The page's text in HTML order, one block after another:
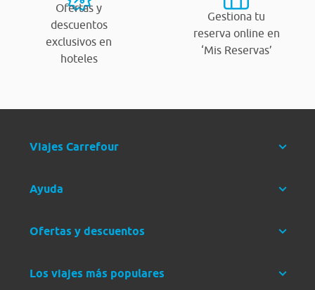
Ofertas y
descuentos
exclusivos en
hoteles
Gestiona tu
reserva online en
‘Mis Reservas’
Viajes Carrefour
Ayuda
Ofertas y descuentos
Los viajes más populares